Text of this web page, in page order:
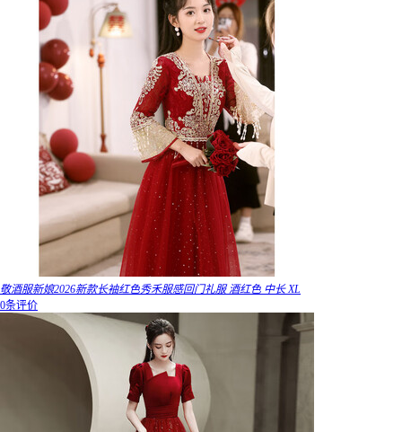
敬酒服新娘2026新款长袖红色秀禾服感回门礼服 酒红色 中长 XL
0条评价